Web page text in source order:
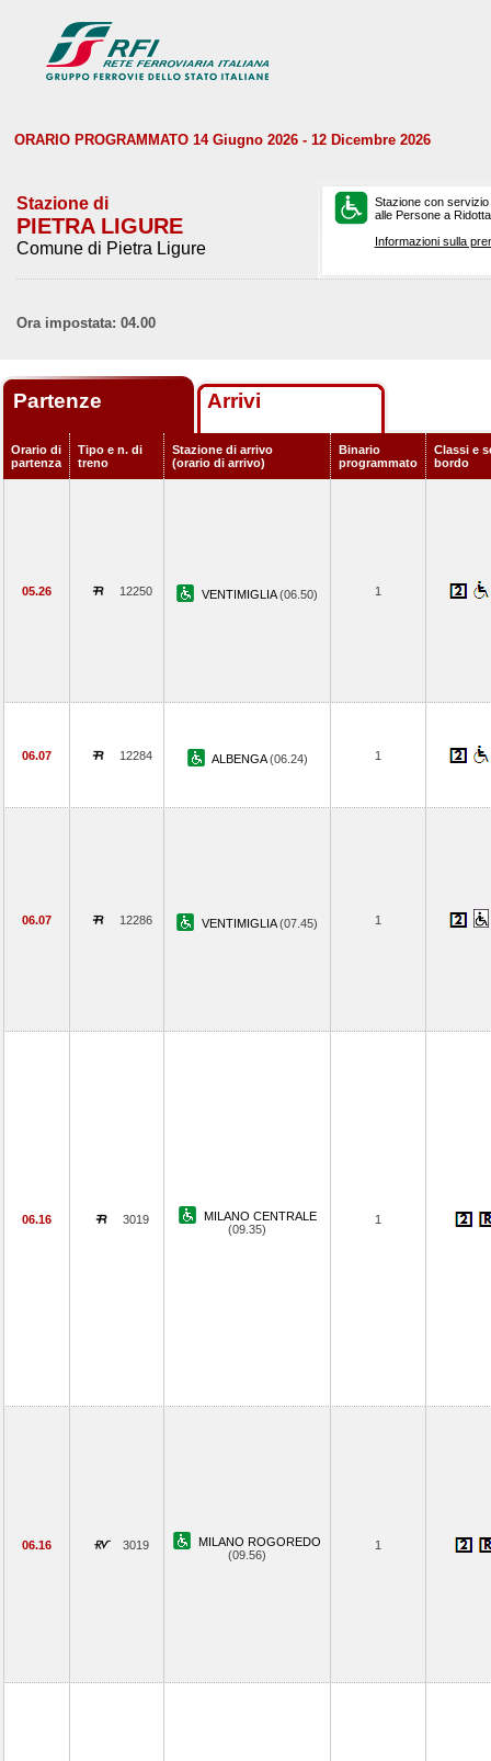
ORARIO PROGRAMMATO 14 Giugno 2026 - 12 Dicembre 2026
Stazione di
PIETRA LIGURE
Comune di Pietra Ligure
Stazione con
alle Persone a
Informazioni sulla
Ora impostata: 04.00
Partenze Arrivi
Orario di
partenza
Tipo e n. di
treno
Stazione di arrivo
(orario di arrivo)
Binario
programmato
Classi e
bordo
05.26 12250 VENTIMIGLIA(06.50) 1
06.07 12284 ALBENGA(06.24) 1
06.07 12286 VENTIMIGLIA(07.45) 1
06.16 3019
MILANO CENTRALE
(09.35)
1
06.16 3019
MILANO ROGOREDO
(09.56)
1